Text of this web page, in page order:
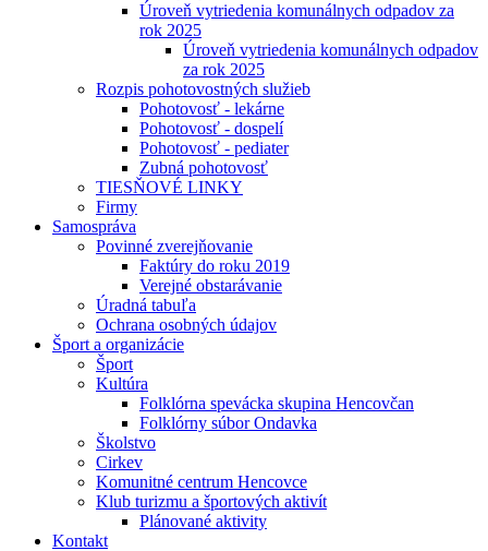
Úroveň vytriedenia komunálnych odpadov za
rok 2025
Úroveň vytriedenia komunálnych odpadov
za rok 2025
Rozpis pohotovostných služieb
Pohotovosť - lekárne
Pohotovosť - dospelí
Pohotovosť - pediater
Zubná pohotovosť
TIESŇOVÉ LINKY
Firmy
Samospráva
Povinné zverejňovanie
Faktúry do roku 2019
Verejné obstarávanie
Úradná tabuľa
Ochrana osobných údajov
Šport a organizácie
Šport
Kultúra
Folklórna spevácka skupina Hencovčan
Folklórny súbor Ondavka
Školstvo
Cirkev
Komunitné centrum Hencovce
Klub turizmu a športových aktivít
Plánované aktivity
Kontakt